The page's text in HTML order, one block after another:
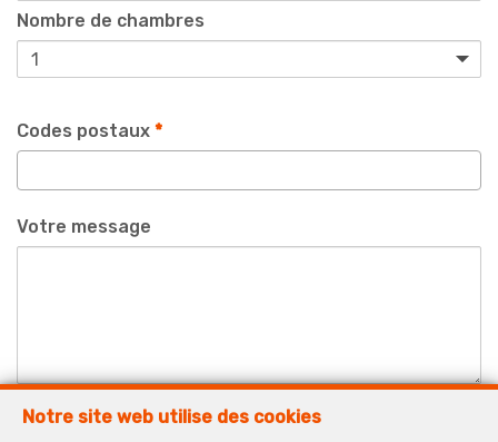
Nombre de chambres
Codes postaux *
Votre message
Validation anti-spam
Notre site web utilise des cookies